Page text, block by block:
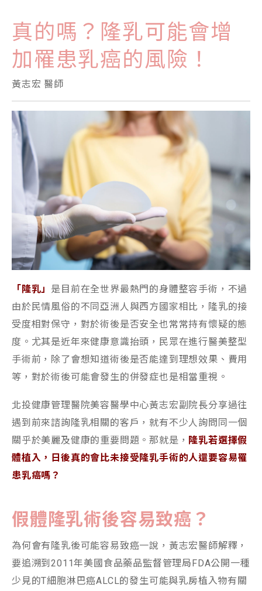
真的嗎？隆乳可能會增
加罹患乳癌的風險！
黃志宏 醫師
「隆乳」 是目前在全世界最熱門的身體整容手術，不過
由於民情風俗的不同亞洲人與西方國家相比，隆乳的接
受度相對保守，對於術後是否安全也常常持有懷疑的態
度。尤其是近年來健康意識抬頭，民眾在進行醫美整型
手術前，除了會想知道術後是否能達到理想效果、費用
等，對於術後可能會發生的併發症也是相當重視。
北投健康管理醫院美容醫學中心黃志宏副院長分享過往
遇到前來諮詢隆乳相關的客戶，就有不少人詢問同一個
關乎於美麗及健康的重要問題。那就是， 隆乳若選擇假
體植入，日後真的會比未接受隆乳手術的人還要容易罹
患乳癌嗎？
假體隆乳術後容易致癌 ？
為何會有隆乳後可能容易致癌一說，黃志宏醫師解釋，
要追溯到2011年美國食品藥品監督管理局FDA公開一種
少見的T細胞淋巴癌ALCL的發生可能與乳房植入物有關